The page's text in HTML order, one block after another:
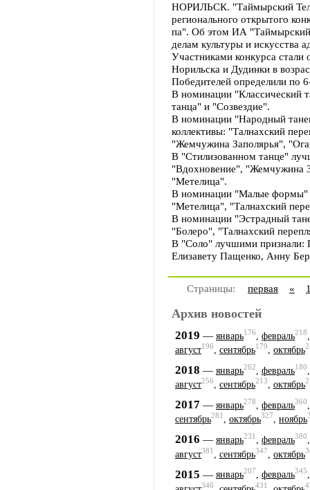
НОРИЛЬСК. "Таймырский
регионального открытого
па". Об этом ИА "Таймырский
делам культуры и искусства
Участниками конкурса стали
Норильска и Дудинки в
Победителей определили по
В номинации "Классический
танца" и "Созвездие".
В номинации "Народный
коллективы: "Талнахский
"Жемчужина Заполярья",
В "Стилизованном танце"
"Вдохновение", "Жемчужина
"Метелица".
В номинации "Малые формы"
"Метелица", "Талнахский
В номинации "Эстрадный
"Болеро", "Талнахский
В "Соло" лучшими признали:
Елизавету Пащенко, Анну
Страницы: первая «
Архив новостей
2019 — январь176 февраль218
август196, сентябрь179, октябрь
2018 — январь262 февраль180
август256, сентябрь213, октябрь
2017 — январь278 февраль360
сентябрь281, октябрь327, ноябрь
2016 — январь231 февраль380
август381 сентябрь347 октябрь
2015 — январь207, февраль345
346 431